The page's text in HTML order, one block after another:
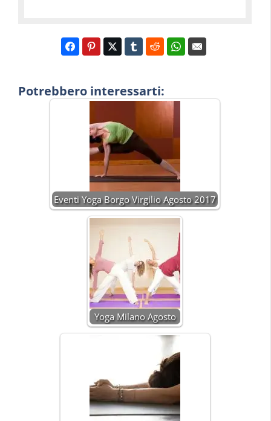
Potrebbero interessarti:
Eventi Yoga Borgo Virgilio Agosto 2017
Yoga Milano Agosto